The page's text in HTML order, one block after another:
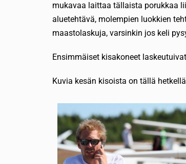
mukavaa laittaa tällaista porukkaa
aluetehtävä, molempien luokkien
maastolaskuja, varsinkin jos keli
Ensimmäiset kisakoneet
Kuvia kesän kisoista on tällä